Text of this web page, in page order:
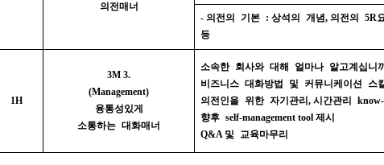
의전매너
- 의전의 기본 : 상석의 개념, 의전의 5R
등
1H
3M 3.
(Management)
융통성있게
소통하는 대화매너
소속한 회사와 대해 얼마나 알고계십니
비즈니스 대화방법 및 커뮤니케이션 스
의전인을 위한 자기관리 , 시간관리
향후 self-management tool 제시
Q&A 및 교육마무리